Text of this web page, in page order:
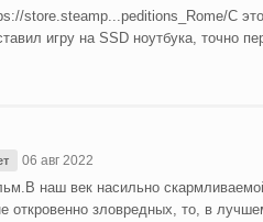
store.steamp...peditions_Rome/С
игру на SSD ноутбука, точно
06 авг 2022
наш век насильно
откровенно зловредных, то, в